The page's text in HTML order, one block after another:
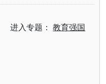
进入专题：教育强国